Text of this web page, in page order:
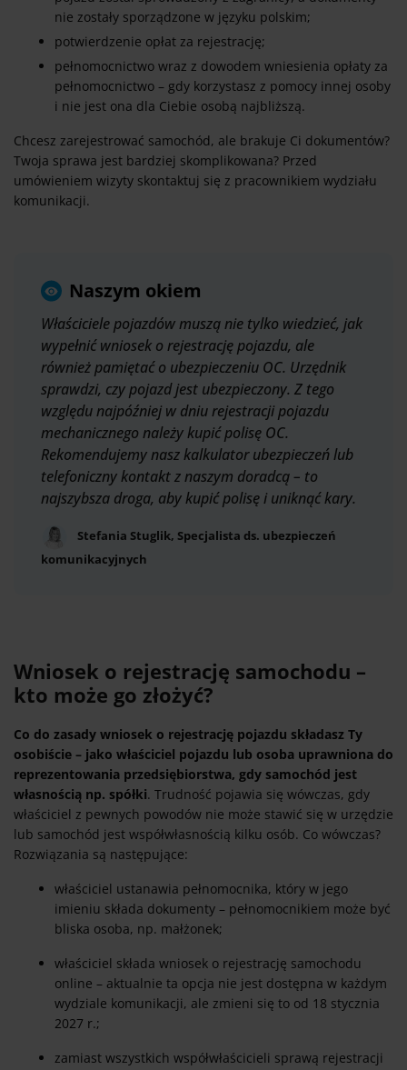
nie zostały sporządzone w języku polskim;
potwierdzenie opłat za rejestrację;
pełnomocnictwo wraz z dowodem wniesienia opłaty za
pełnomocnictwo – gdy korzystasz z pomocy innej osoby
i nie jest ona dla Ciebie osobą najbliższą.
Chcesz zarejestrować samochód, ale brakuje Ci dokumentów?
Twoja sprawa jest bardziej skomplikowana? Przed
umówieniem wizyty skontaktuj się z pracownikiem wydziału
komunikacji.
Naszym okiem
Właściciele pojazdów muszą nie tylko wiedzieć, jak
wypełnić wniosek o rejestrację pojazdu, ale
również pamiętać o ubezpieczeniu OC. Urzędnik
sprawdzi, czy pojazd jest ubezpieczony. Z tego
względu najpóźniej w dniu rejestracji pojazdu
mechanicznego należy kupić polisę OC.
Rekomendujemy nasz kalkulator ubezpieczeń lub
telefoniczny kontakt z naszym doradcą – to
najszybsza droga, aby kupić polisę i uniknąć kary.
Stefania Stuglik, Specjalista ds. ubezpieczeń
komunikacyjnych
Wniosek o rejestrację samochodu –
kto może go złożyć?
Co do zasady wniosek o rejestrację pojazdu składasz Ty
osobiście – jako właściciel pojazdu lub osoba uprawniona do
reprezentowania przedsiębiorstwa, gdy samochód jest
własnością np. spółki. Trudność pojawia się wówczas, gdy
właściciel z pewnych powodów nie może stawić się w urzędzie
lub samochód jest współwłasnością kilku osób. Co wówczas?
Rozwiązania są następujące:
właściciel ustanawia pełnomocnika, który w jego
imieniu składa dokumenty – pełnomocnikiem może być
bliska osoba, np. małżonek;
właściciel składa wniosek o rejestrację samochodu
online – aktualnie ta opcja nie jest dostępna w każdym
wydziale komunikacji, ale zmieni się to od 18 stycznia
2027 r.;
zamiast wszystkich współwłaścicieli sprawą rejestracji